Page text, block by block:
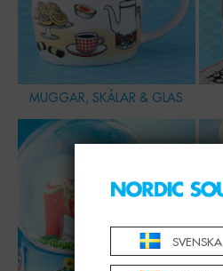
MUGGAR, SKÅLAR & GLAS
SVENSKA